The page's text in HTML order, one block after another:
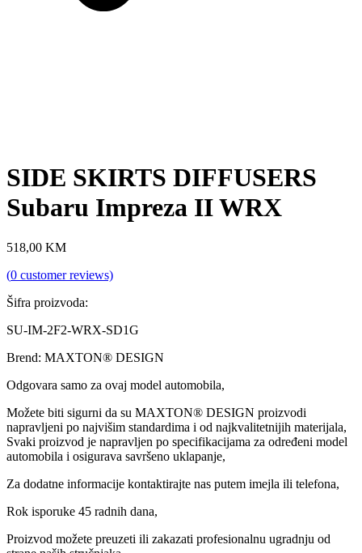
SIDE SKIRTS DIFFUSERS
Subaru Impreza II WRX
518,00 KM
(0 customer reviews)
Šifra proizvoda:
SU-IM-2F2-WRX-SD1G
Brend: MAXTON® DESIGN
Odgovara samo za ovaj model automobila,
Možete biti sigurni da su MAXTON® DESIGN proizvodi
napravljeni po najvišim standardima i od najkvalitetnijih materijala,
Svaki proizvod je napravljen po specifikacijama za određeni model
automobila i osigurava savršeno uklapanje,
Za dodatne informacije kontaktirajte nas putem imejla ili telefona,
Rok isporuke 45 radnih dana,
Proizvod možete preuzeti ili zakazati profesionalnu ugradnju od